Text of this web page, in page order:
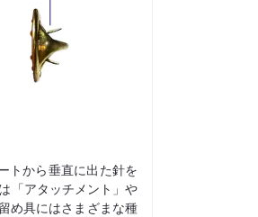
トから垂直に出た針を
「アタッチメント」や
め具にはさまざまな種